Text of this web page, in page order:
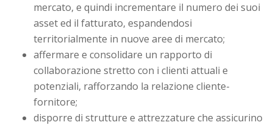
mercato, e quindi incrementare il numero dei suoi
asset ed il fatturato, espandendosi
territorialmente in nuove aree di mercato;
affermare e consolidare un rapporto di
collaborazione stretto con i clienti attuali e
potenziali, rafforzando la relazione cliente-
fornitore;
disporre di strutture e attrezzature che assicurino